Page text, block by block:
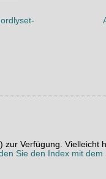
zur Verfügung.
Sie den Index mit